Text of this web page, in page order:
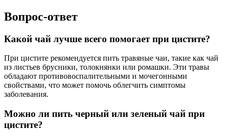
Вопрос-ответ
Какой чай лучше всего помогает при цистите?
При цистите рекомендуется пить травяные чаи, такие как чай
из листьев брусники, толокнянки или ромашки. Эти травы
обладают противовоспалительными и мочегонными
свойствами, что может помочь облегчить симптомы
заболевания.
Можно ли пить черный или зеленый чай при
цистите?